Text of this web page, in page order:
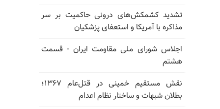
تشدید کشمکش‌های درونی حاکمیت بر سر
مذاکره با آمریکا و استعفای پزشکیان
اجلاس شورای ملی مقاومت ایران - قسمت
هشتم
نقش مستقیم خمینی در قتل‌عام ۱۳۶۷؛
بطلان شبهات و ساختار نظام اعدام